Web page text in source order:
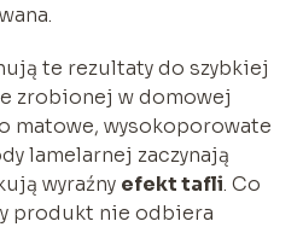
te rezultaty do szybkiej
zrobionej w domowej
matowe, wysokoporowate
lamelarnej zaczynają
wyraźny efekt tafli. Co
produkt nie odbiera